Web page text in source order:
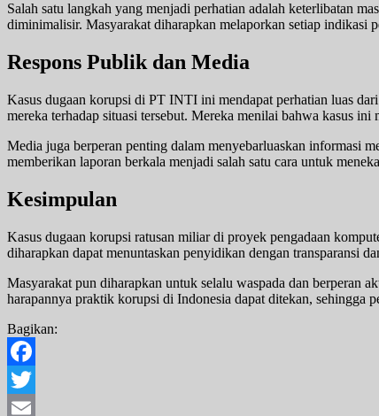
Salah satu langkah yang menjadi perhatian adalah keterlibatan
diminimalisir. Masyarakat diharapkan melaporkan setiap indikasi
Respons Publik dan Media
Kasus dugaan korupsi di PT INTI ini mendapat perhatian luas
mereka terhadap situasi tersebut. Mereka menilai bahwa kasus
Media juga berperan penting dalam menyebarluaskan informasi
memberikan laporan berkala menjadi salah satu cara untuk
Kesimpulan
Kasus dugaan korupsi ratusan miliar di proyek pengadaan
diharapkan dapat menuntaskan penyidikan dengan transparansi
Masyarakat pun diharapkan untuk selalu waspada dan berperan
harapannya praktik korupsi di Indonesia dapat ditekan, sehingga
Bagikan:
Facebook
Twitter